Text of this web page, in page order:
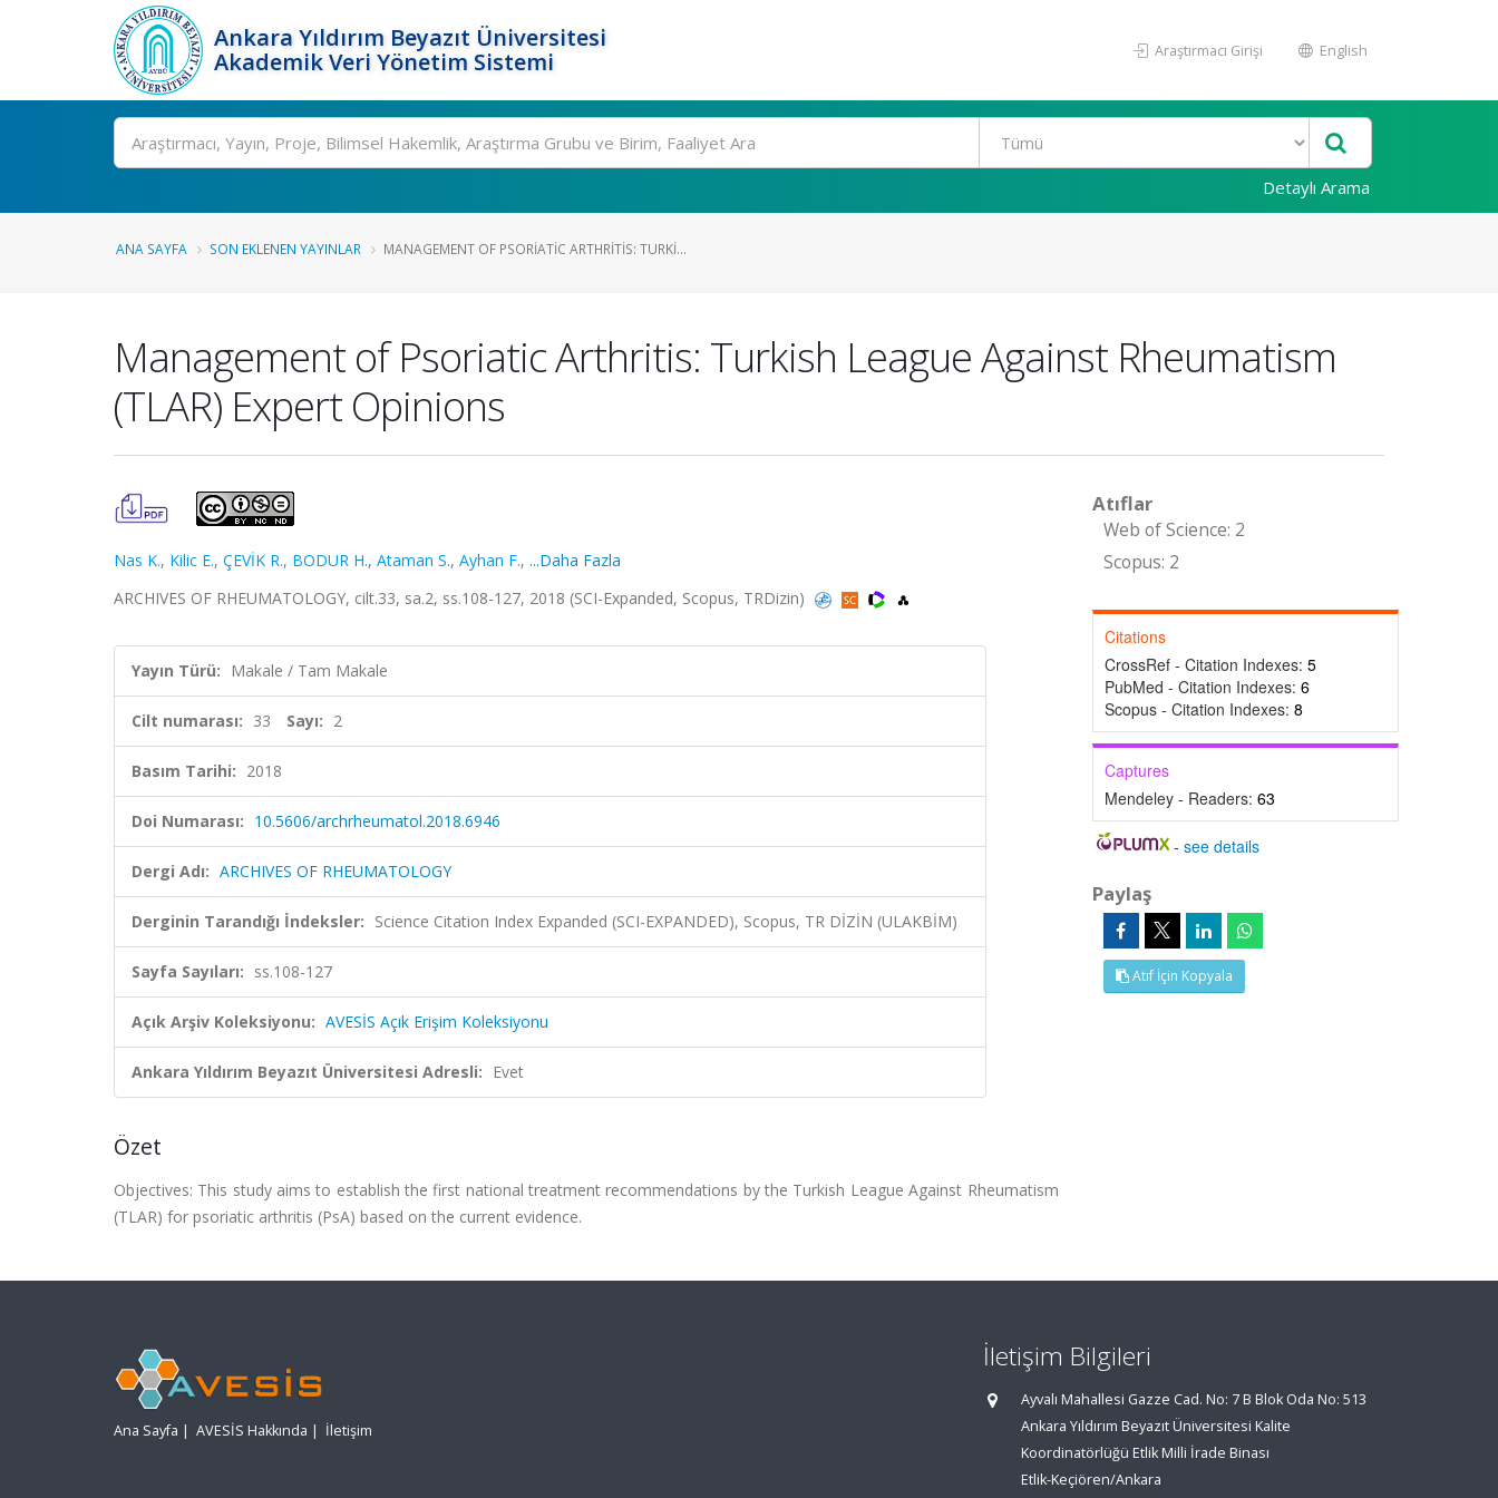
Ankara Yıldırım Beyazıt Üniversitesi
Akademik Veri Yönetim Sistemi
Araştırmacı Girişi English
Ara
Detaylı Arama
ANA SAYFA SON EKLENEN YAYINLAR MANAGEMENT OF PSORIATIC ARTHRITIS: TURKI...
Management of Psoriatic Arthritis: Turkish League Against Rheumatism
(TLAR) Expert Opinions
Nas K., Kilic E., ÇEVİK R., BODUR H., Ataman S., Ayhan F., ...Daha Fazla
ARCHIVES OF RHEUMATOLOGY, cilt.33, sa.2, ss.108-127, 2018 (SCI-Expanded, Scopus, TRDizin)
Yayın Türü: Makale / Tam Makale
Cilt numarası: 33 Sayı: 2
Basım Tarihi: 2018
Doi Numarası: 10.5606/archrheumatol.2018.6946
Dergi Adı: ARCHIVES OF RHEUMATOLOGY
Derginin Tarandığı İndeksler: Science Citation Index Expanded (SCI-EXPANDED), Scopus, TR DİZİN (ULAKBİM)
Sayfa Sayıları: ss.108-127
Açık Arşiv Koleksiyonu: AVESİS Açık Erişim Koleksiyonu
Ankara Yıldırım Beyazıt Üniversitesi Adresli: Evet
Özet
Objectives: This study aims to establish the first national treatment recommendations by the Turkish League Against Rheumatism
(TLAR) for psoriatic arthritis (PsA) based on the current evidence.
Atıflar
Web of Science: 2
Scopus: 2
Citations
CrossRef - Citation Indexes: 5
PubMed - Citation Indexes: 6
Scopus - Citation Indexes: 8
Captures
Mendeley - Readers: 63
-see details
Paylaş
Atıf İçin Kopyala
Ana Sayfa | AVESİS Hakkında | İletişim
İletişim Bilgileri
Ayvalı Mahallesi Gazze Cad. No: 7 B Blok Oda No: 513
Ankara Yıldırım Beyazıt Üniversitesi Kalite
Koordinatörlüğü Etlik Milli İrade Binası
Etlik-Keçiören/Ankara